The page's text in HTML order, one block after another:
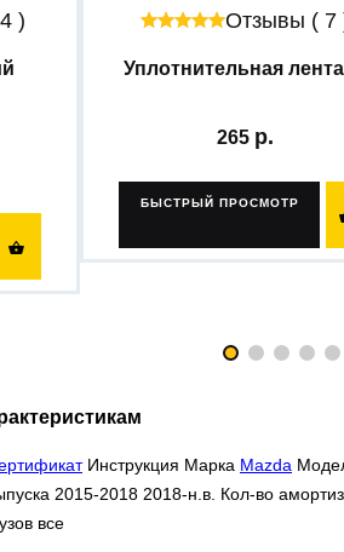
)

Отзывы ( 7
Уплотнительная лента
265
БЫСТРЫЙ ПРОСМОТР
Инструкция Марка Mazda
2015-2018 2018-н.в. Кол-во
все